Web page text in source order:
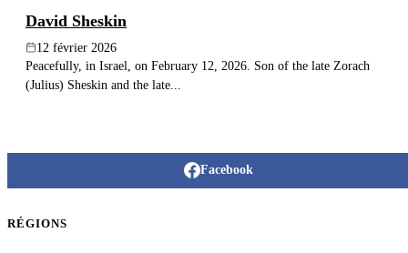
David Sheskin
12 février 2026
Peacefully, in Israel, on February 12, 2026. Son of the late Zorach
(Julius) Sheskin and the late...
Facebook
RÉGIONS